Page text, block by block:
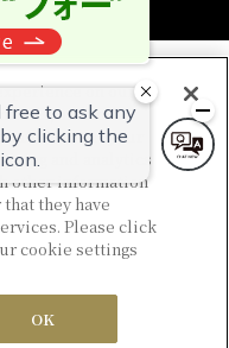
网络使用条款
招聘信息
CO., LTD.
on our
ads, and to
about your
and analytics
other information
they have
Please click
cookie settings
OK